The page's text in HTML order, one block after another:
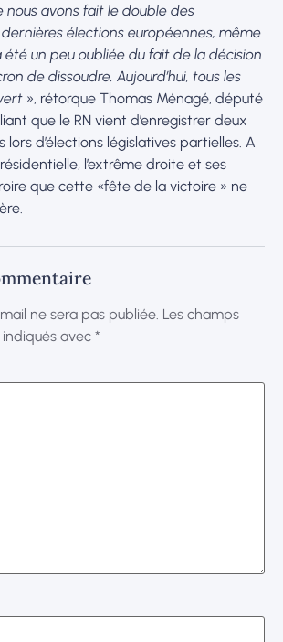
nous avons fait le double des
élections européennes, même
un peu oubliée du fait de la décision
de dissoudre. Aujourd’hui, tous les
», rétorque Thomas Ménagé, député
que le RN vient d’enregistrer deux
d’élections législatives partielles. A
l’extrême droite et ses
que cette «fête de la victoire » ne
ne sera pas publiée. Les champs
avec *